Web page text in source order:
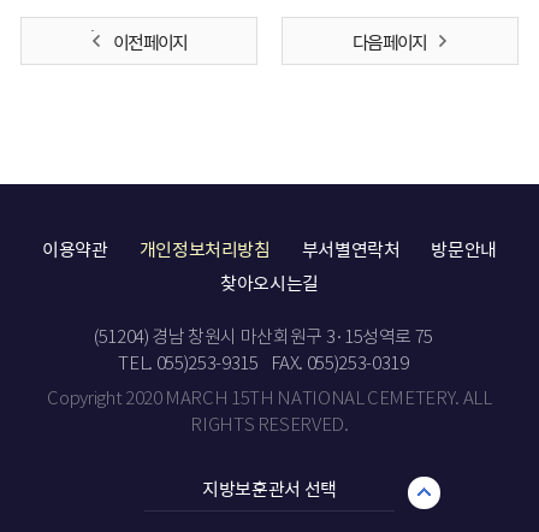
이전 페이지 다음 페이지
이용약관 개인정보처리방침 부서별연락처
방문안내
찾아오시는길
(51204) 경남 창원시 마산회원구 3·15성역로 75
TEL. 055)253-9315
FAX. 055)253-0319
Copyright 2020 MARCH 15TH NATIONAL CEMETERY. ALL
RIGHTS RESERVED.
지방보훈관서 선택